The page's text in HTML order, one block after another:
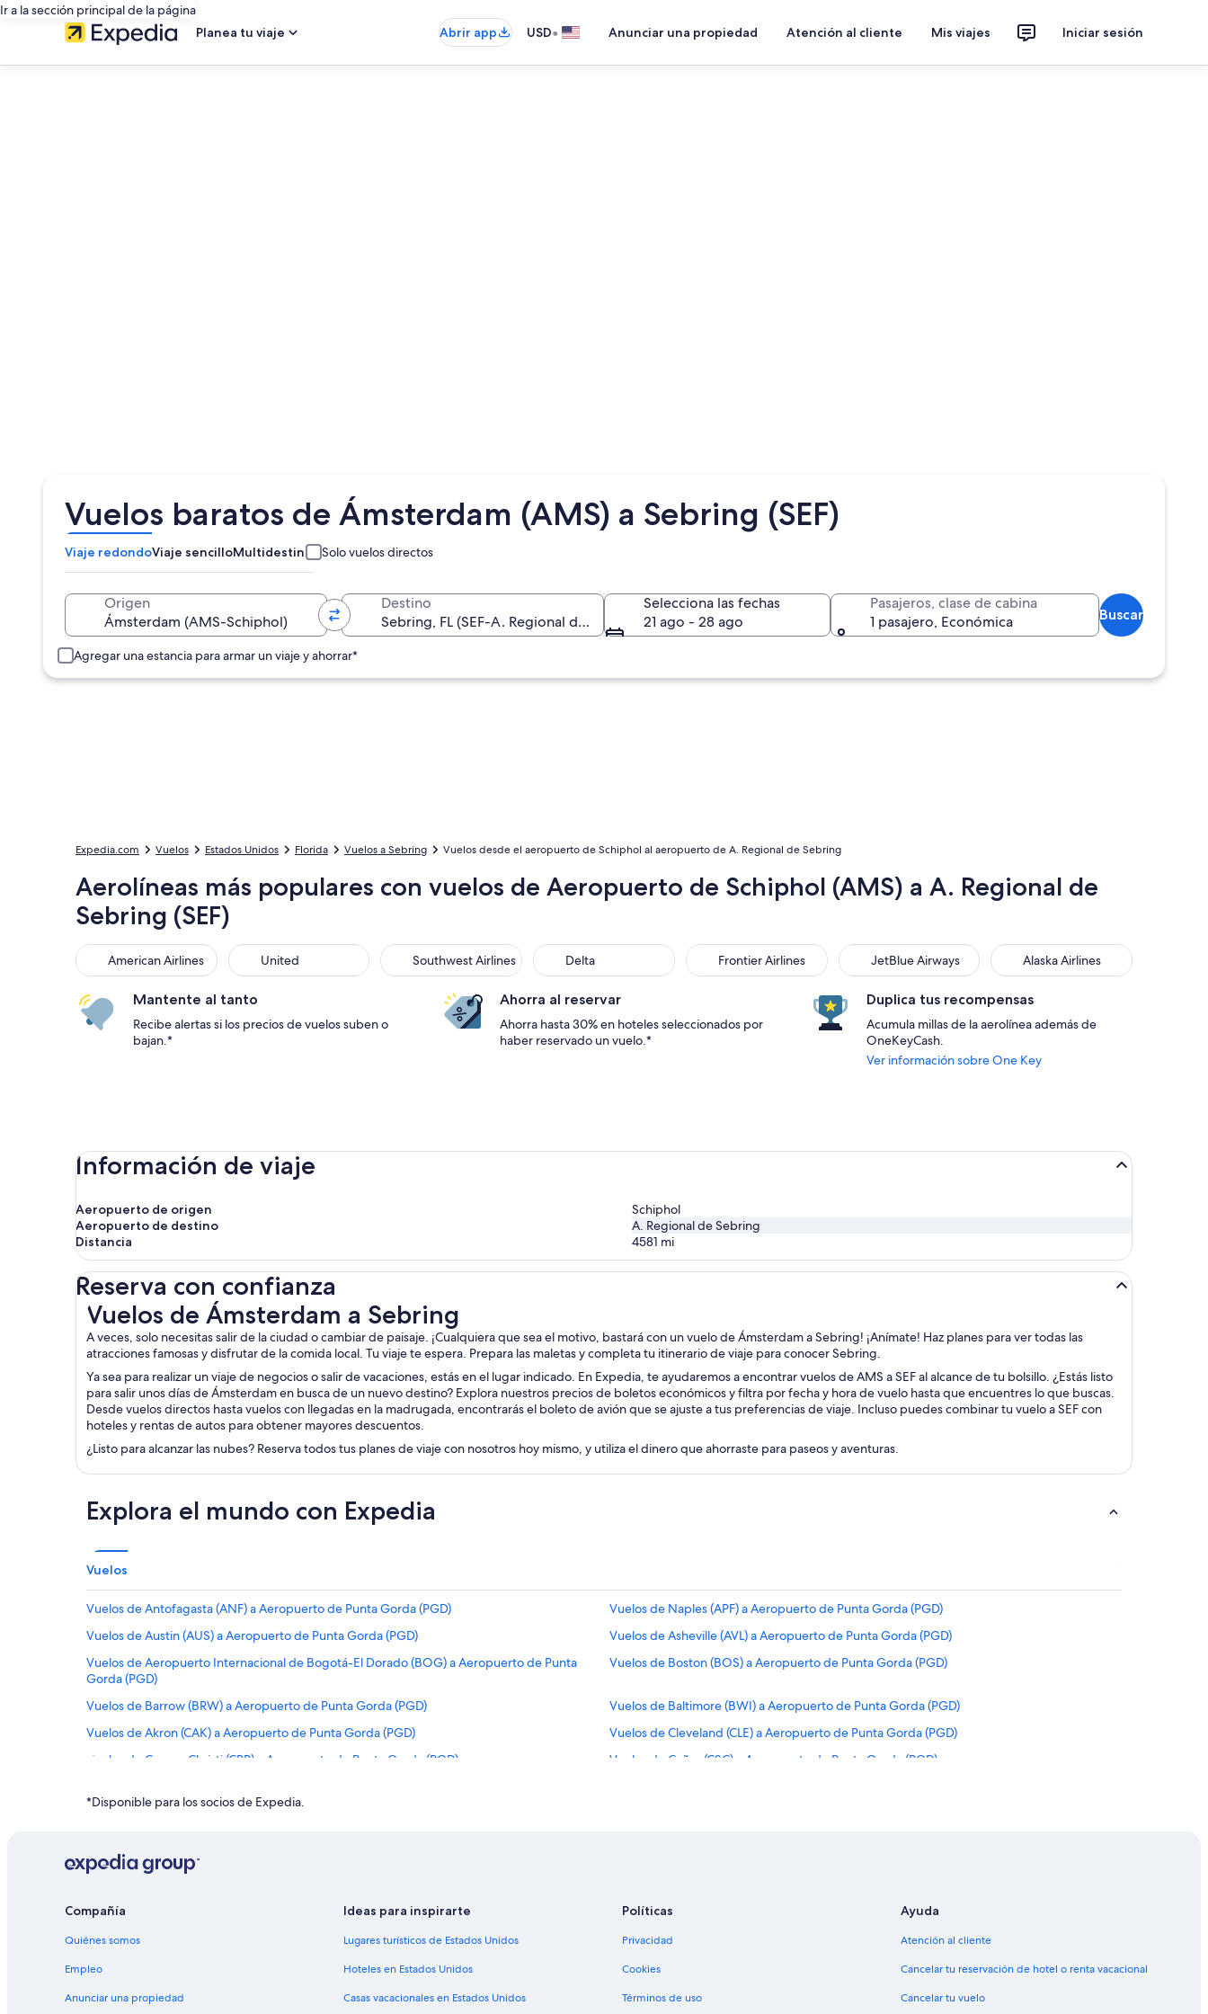
Ir a la sección principal de la página
Planea tu viaje
Abrir app USD• Anunciar una propiedad Atención al cliente Mis viajes Iniciar sesión
Vuelos baratos de Ámsterdam (AMS) a Sebring (SEF)
Viaje redondoViaje sencilloMultidestino Solo vuelos directos
Origen Destino
Selecciona las fechas
21 ago - 28 ago
Pasajeros, clase de cabina
1 pasajero, Económica
Buscar
Agregar una estancia para armar un viaje y ahorrar*
Expedia.com Vuelos Estados Unidos Florida Vuelos a Sebring Vuelos desde el aeropuerto de Schiphol al aeropuerto de A. Regional de Sebring
Aerolíneas más populares con vuelos de Aeropuerto de Schiphol (AMS) a A. Regional de
Sebring (SEF)
American Airlines
American Airlines United
United Southwest Airlines
Southwest Airlines Delta
Delta Frontier Airlines
Frontier Airlines JetBlue Airways
JetBlue Airways Alaska Airlines
Alaska Airlines
Mantente al tanto
Recibe alertas si los precios de vuelos suben o
bajan.*
Ahorra al reservar
Ahorra hasta 30% en hoteles seleccionados por
haber reservado un vuelo.*
Duplica tus recompensas
Acumula millas de la aerolínea además de
OneKeyCash.
Ver información sobre One Key
Información de viaje
Aeropuerto de origen
Schiphol
Aeropuerto de destino
A. Regional de Sebring
Distancia
4581 mi
Reserva con confianza
Vuelos de Ámsterdam a Sebring
A veces, solo necesitas salir de la ciudad o cambiar de paisaje. ¡Cualquiera que sea el motivo, bastará con un vuelo de Ámsterdam a Sebring! ¡Anímate! Haz planes para ver todas las
atracciones famosas y disfrutar de la comida local. Tu viaje te espera. Prepara las maletas y completa tu itinerario de viaje para conocer Sebring.
Ya sea para realizar un viaje de negocios o salir de vacaciones, estás en el lugar indicado. En Expedia, te ayudaremos a encontrar vuelos de AMS a SEF al alcance de tu bolsillo. ¿Estás listo
para salir unos días de Ámsterdam en busca de un nuevo destino? Explora nuestros precios de boletos económicos y filtra por fecha y hora de vuelo hasta que encuentres lo que buscas.
Desde vuelos directos hasta vuelos con llegadas en la madrugada, encontrarás el boleto de avión que se ajuste a tus preferencias de viaje. Incluso puedes combinar tu vuelo a SEF con
hoteles y rentas de autos para obtener mayores descuentos.
¿Listo para alcanzar las nubes? Reserva todos tus planes de viaje con nosotros hoy mismo, y utiliza el dinero que ahorraste para paseos y aventuras.
Vuelos de Ámsterdam a Sebring
Explora el mundo con Expedia
Vuelos
Vuelos de Antofagasta (ANF) a Aeropuerto de Punta Gorda (PGD)
Vuelos de Naples (APF) a Aeropuerto de Punta Gorda (PGD)
Vuelos de Austin (AUS) a Aeropuerto de Punta Gorda (PGD)
Vuelos de Asheville (AVL) a Aeropuerto de Punta Gorda (PGD)
Vuelos de Aeropuerto Internacional de Bogotá-El Dorado (BOG) a Aeropuerto de Punta
Gorda (PGD)
Vuelos de Boston (BOS) a Aeropuerto de Punta Gorda (PGD)
Vuelos de Barrow (BRW) a Aeropuerto de Punta Gorda (PGD)
Vuelos de Baltimore (BWI) a Aeropuerto de Punta Gorda (PGD)
Vuelos de Akron (CAK) a Aeropuerto de Punta Gorda (PGD)
Vuelos de Cleveland (CLE) a Aeropuerto de Punta Gorda (PGD)
Vuelos de Corpus Christi (CRP) a Aeropuerto de Punta Gorda (PGD)
Vuelos de Cañas (CSC) a Aeropuerto de Punta Gorda (PGD)
Vuelos de Detroit (DET) a Aeropuerto de Punta Gorda (PGD)
Vuelos de Gulfport (GPT) a Aeropuerto de Punta Gorda (PGD)
Vuelos de Wichita (ICT) a Aeropuerto de Punta Gorda (PGD)
Vuelos de Indianápolis (IND) a Aeropuerto de Punta Gorda (PGD)
Vuelos de Wisconsin Rapids (ISW) a Aeropuerto de Punta Gorda (PGD)
Vuelos de Jacksonville (JAX) a Aeropuerto de Punta Gorda (PGD)
Vuelos de Nueva York (JFK) a Aeropuerto de Punta Gorda (PGD)
Vuelos de Lexington (LEX) a Aeropuerto de Punta Gorda (PGD)
Vuelos de Nueva York (LGA) a Aeropuerto de Punta Gorda (PGD)
Vuelos de Long Beach (LGB) a Aeropuerto de Punta Gorda (PGD)
*Disponible para los socios de Expedia.
Compañía
Quiénes somos
Empleo
Anunciar una propiedad
Ideas para inspirarte
Lugares turísticos de Estados Unidos
Hoteles en Estados Unidos
Casas vacacionales en Estados Unidos
Políticas
Privacidad
Cookies
Términos de uso
Ayuda
Atención al cliente
Cancelar tu reservación de hotel o renta vacacional
Cancelar tu vuelo